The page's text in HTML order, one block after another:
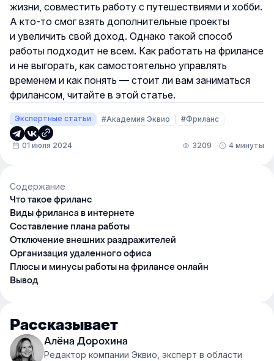
жизни, совместить работу с путешествиями и хобби.
А кто-то смог взять дополнительные проекты
и увеличить свой доход. Однако такой способ
работы подходит не всем. Как работать на фрилансе
и не выгорать, как самостоятельно управлять
временем и как понять — стоит ли вам заниматься
фрилансом, читайте в этой статье.
Экспертные статьи #Академия Эквио #Фриланс
01 июля 2024 3209 4 минуты
Содержание
Что такое фриланс
Виды фриланса в интернете
Составление плана работы
Отключение внешних раздражителей
Организация удаленного офиса
Плюсы и минусы работы на фрилансе онлайн
Вывод
Рассказывает
Алёна Дорохина
Редактор компании Эквио, эксперт в области